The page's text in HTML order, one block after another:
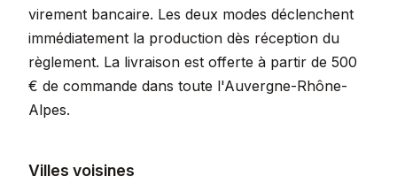
virement bancaire. Les deux modes déclenchent
immédiatement la production dès réception du
règlement. La livraison est offerte à partir de 500
€ de commande dans toute l'Auvergne-Rhône-
Alpes.
Villes voisines